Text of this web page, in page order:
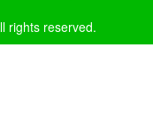
rights reserved.